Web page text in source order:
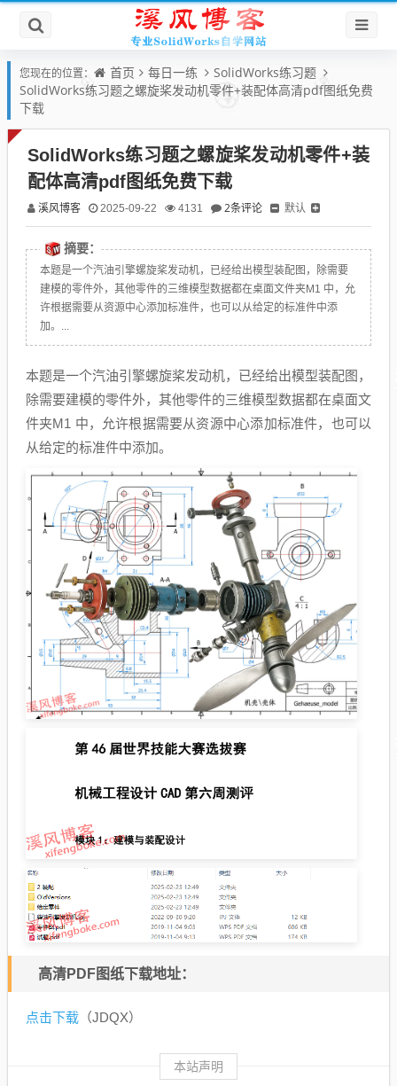
您现在的位置： 首页 每日一练
SolidWorks练习题
SolidWorks练习题之螺旋桨发动机零件+装配体高清pdf图纸免费
下载
SolidWorks练习题之螺旋桨发动机零件+装
配体高清pdf图纸免费下载
溪风博客 2025-09-22 4131 2条评论 默认
摘要：
本题是一个汽油引擎螺旋桨发动机，已经给出模型装配图，除需要
建模的零件外，其他零件的三维模型数据都在桌面文件夹M1 中，允
许根据需要从资源中心添加标准件，也可以从给定的标准件中添
加。...
本题是一个汽油引擎螺旋桨发动机，已经给出模型装配图，
除需要建模的零件外，其他零件的三维模型数据都在桌面文
件夹M1 中，允许根据需要从资源中心添加标准件，也可以
从给定的标准件中添加。
高清PDF图纸下载地址：
点击下载 （JDQX）
本站声明